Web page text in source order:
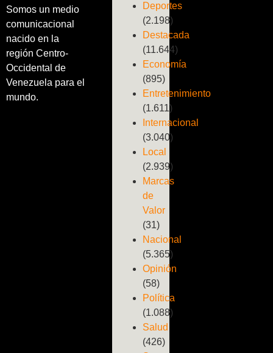
Somos un medio
comunicacional
nacido en la
región Centro-
Occidental de
Venezuela para el
mundo.
Deportes
(2.198)
Destacada
(11.644)
Economía
(895)
Entretenimiento
(1.611)
Internacional
(3.040)
Local
(2.939)
Marcas
de
Valor
(31)
Nacional
(5.365)
Opinión
(58)
Política
(1.088)
Salud
(426)